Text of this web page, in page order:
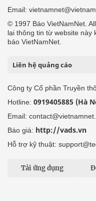
Email:
© 1997 Báo VietNamNet.
lại thông tin từ website này
báo VietNamNet.
Liên hệ quảng cáo
Công ty Cổ phần Truyền
Hotline: 0919405885 (Hà
Email:
Báo giá: http://vads.vn
Hỗ trợ kỹ thuật:
Tải ứng dụng